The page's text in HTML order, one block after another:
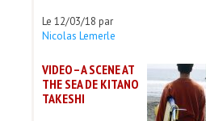
Le 12/03/18 par
Nicolas Lemerle
VIDEO – A SCENE AT
THE SEA DE KITANO
TAKESHI